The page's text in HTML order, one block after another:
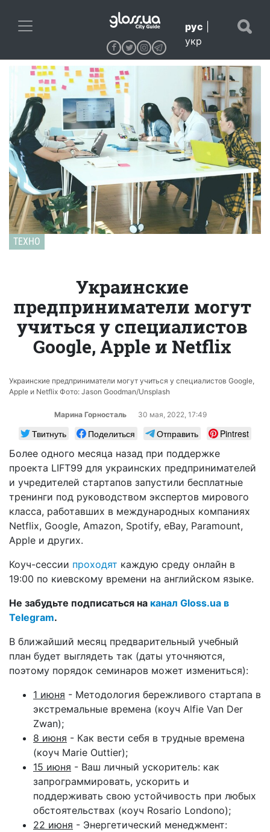
рус
укр
ТЕХНО
Украинские
предприниматели могут
учиться у специалистов
Google, Apple и Netflix
Украинские предприниматели могут учиться у специалистов Google,
Apple и Netflix Фото: Jason Goodman/Unsplash
Марина Горносталь 30 мая, 2022, 17:49
Твитнуть Поделиться Отправить
Pintrest
Более одного месяца назад при поддержке
проекта LIFT99 для украинских предпринимателей
и учредителей стартапов запустили бесплатные
тренинги под руководством экспертов мирового
класса, работавших в международных компаниях
Netflix, Google, Amazon, Spotify, eBay, Paramount,
Apple и других.
Коуч-сессии проходят каждую среду онлайн в
19:00 по киевскому времени на английском языке.
Не забудьте подписаться на канал Gloss.ua в
Telegram.
В ближайший месяц предварительный учебный
план будет выглядеть так (даты уточняются,
поэтому порядок семинаров может измениться):
1 июня - Методология бережливого стартапа в
экстремальные времена (коуч Alfie Van Der
Zwan);
8 июня - Как вести себя в трудные времена
(коуч Marie Outtier);
15 июня - Ваш личный ускоритель: как
запрограммировать, ускорить и
поддерживать свою устойчивость при любых
обстоятельствах (коуч Rosario Londono);
22 июня - Энергетический менеджмент: